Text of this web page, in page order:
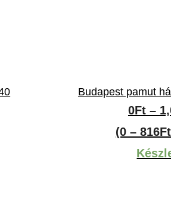
Budapest pamut
0Ft –
(0 –